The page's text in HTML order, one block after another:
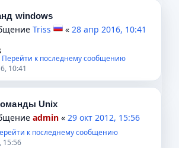
windows
Triss « 28 апр 2016, 10:41
Перейти к последнему сообщению
10:41
Unix
admin « 29 окт 2012, 15:56
к последнему сообщению
15:56